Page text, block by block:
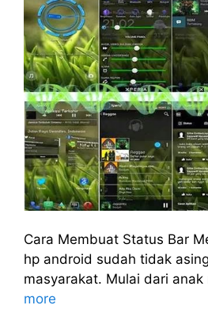
Cara Membuat Status Bar
hp android sudah tidak
masyarakat. Mulai dari
more